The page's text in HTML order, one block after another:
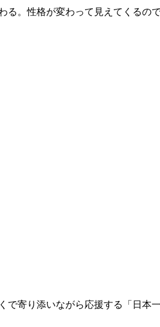
。性格が変わって見えてくるので
寄り添いながら応援する「日本